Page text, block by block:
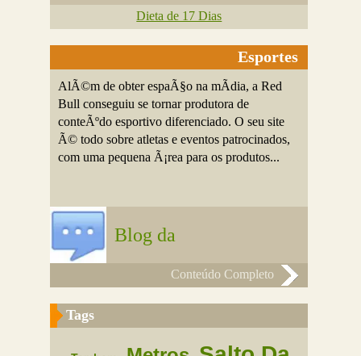
Dieta de 17 Dias
Esportes
AlÃ©m de obter espaÃ§o na mÃ­dia, a Red
Bull conseguiu se tornar produtora de
conteÃºdo esportivo diferenciado. O seu site
Ã© todo sobre atletas e eventos patrocinados,
com uma pequena Ã¡rea para os produtos...
Blog da
Conteúdo Completo
Tags